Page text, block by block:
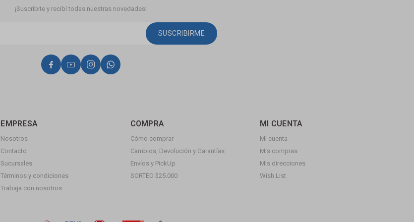
EMPRESA
Nosotros
Contacto
Sucursales
Términos y condiciones
Trabaja con nosotros
COMPRA
Cómo comprar
Cambios, Devolución y Garantías
Envíos y PickUp
SORTEO $25.000
MI CUENTA
Mi cuenta
Mis compras
Mis direcciones
Wish List
¡Suscribite y recibí todas nuestras novedades!
SUSCRIBIRME
   